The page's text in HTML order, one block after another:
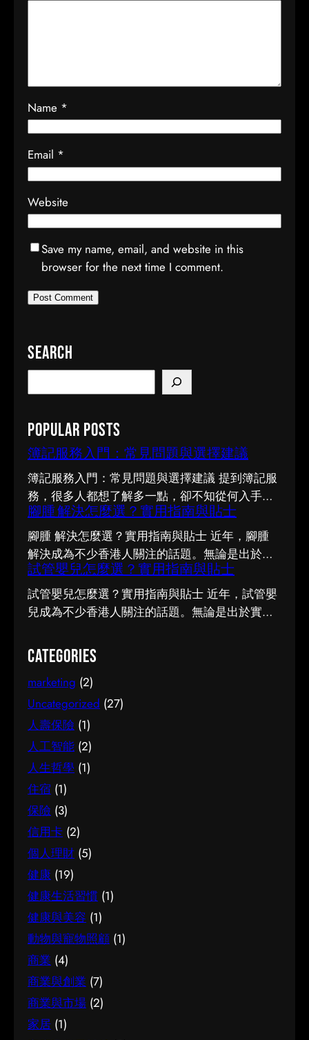
Name *
Email *
Website
Save my name, email, and website in this
browser for the next time I comment.
Search
e
r
c
Popular Posts
簿記服務入門：常見問題與選擇建議
簿記服務入門：常見問題與選擇建議 提到簿記服
務，很多人都想了解多一點，卻不知從何入手。
市面上資訊繁多，真假難辨。以下整理了幾個值
得留意的重點，希望能幫助你更清晰地掌握簿記
服務的相關知識。 事前要留意甚麼 在做決定之
前，有幾點值得特別留意。首先，每個人的情況
不盡相同，適合別人的未必適合自己；其次，資
訊來源是否可靠同樣關鍵。如有任何疑問，諮詢
相關範疇的專業人士，往往能得到更貼合個人需
幫你少走冤枉路：先設定清晰的目標與預算、收
集足夠的資料再比較，以及保留彈性以應對變
化。把這些習慣養成，做選擇時自然更得心應
手。 因應需要選擇 不同的情境，對簿記服務的要
求也不一樣。先想清楚自己最常遇到的情況與優
先考量，再作選擇，就能避免買了用不上、或選
了不合適的尷尬，讓每一分付出都用得其所。 如
何選擇 在考慮簿記服務時，建議從自己的實際需
要出發，比較不同選擇的特點與條件，而非單看
價錢或表面資訊。多參考可靠來源、細閱詳情，
有助找到最切合需要的方案。想進一步了解相關
資訊，可以參考簿記服務，當中有更詳細的介
紹。 簿記服務是甚麼 要真正掌握簿記服務，第一
步是建立正確的基礎認知。很多誤解往往源於資
訊不足或一知半解，因此花點時間了解它的本質
與背景，是值得的投資。 它的重要性 認真了解簿
記服務的好處顯而易見：當你清楚自己面對的選
擇與條件，便更容易避開常見的陷阱，把時間與
資源花在真正合適的地方，這也是做足功課的價
值所在。 結語 說到底，面對簿記服務，最重要的
是保持理性、做足功課，並按自己的實際情況作
判斷。願這篇文章能成為你的實用參考，讓你在
腳腫 解決怎麼選？實用指南與貼士
腳腫 解決怎麼選？實用指南與貼士 近年，腳腫
解決成為不少香港人關注的話題。無論是出於實
際需要還是興趣，先對它有基本認識，都有助我
們作出更明智的決定。這篇文章會從不同角度，
和大家分享關於腳腫 解決的實用資訊。 它的重要
阱，把時間與資源花在真正合適的地方，這也是
做足功課的價值所在。 事前要留意甚麼 在做決定
之前，有幾點值得特別留意。首先，每個人的情
況不盡相同，適合別人的未必適合自己；其次，
資訊來源是否可靠同樣關鍵。如有任何疑問，諮
詢相關範疇的專業人士，往往能得到更貼合個人
需要的建議。 聰明選擇的方法 幾個簡單的方法，
能幫你少走冤枉路：先設定清晰的目標與預算、
收集足夠的資料再比較，以及保留彈性以應對變
化。把這些習慣養成，做選擇時自然更得心應
手。 因應需要選擇 不同的情境，對腳腫 解決的
要求也不一樣。先想清楚自己最常遇到的情況與
優先考量，再作選擇，就能避免買了用不上、或
選了不合適的尷尬，讓每一分付出都用得其所。
如何選擇 在考慮腳腫 解決時，建議從自己的實際
需要出發，比較不同選擇的特點與條件，而非單
看價錢或表面資訊。多參考可靠來源、細閱詳
情，有助找到最切合需要的方案。想進一步了解
相關資訊，可以參考腳腫 解決，當中有更詳細的
介紹。 腳腫 解決是甚麼 要真正掌握腳腫 解決，
第一步是建立正確的基礎認知。很多誤解往往源
試管嬰兒怎麼選？實用指南與貼士
試管嬰兒怎麼選？實用指南與貼士 近年，試管嬰
兒成為不少香港人關注的話題。無論是出於實際
作出更明智的決定。這篇文章會從不同角度，和
大家分享關於試管嬰兒的實用資訊。 它的重要性
認真了解試管嬰兒的好處顯而易見：當你清楚自
己面對的選擇與條件，便更容易避開常見的陷
阱，把時間與資源花在真正合適的地方，這也是
做足功課的價值所在。 事前要留意甚麼 在做決定
之前，有幾點值得特別留意。首先，每個人的情
況不盡相同，適合別人的未必適合自己；其次，
資訊來源是否可靠同樣關鍵。如有任何疑問，諮
詢相關範疇的專業人士，往往能得到更貼合個人
需要的建議。 聰明選擇的方法 幾個簡單的方法，
能幫你少走冤枉路：先設定清晰的目標與預算、
收集足夠的資料再比較，以及保留彈性以應對變
化。把這些習慣養成，做選擇時自然更得心應
手。 因應需要選擇 不同的情境，對試管嬰兒的要
求也不一樣。先想清楚自己最常遇到的情況與優
先考量，再作選擇，就能避免買了用不上、或選
了不合適的尷尬，讓每一分付出都用得其所。 如
何選擇 在考慮試管嬰兒時，建議從自己的實際需
要出發，比較不同選擇的特點與條件，而非單看
價錢或表面資訊。多參考可靠來源、細閱詳情，
有助找到最切合需要的方案。想進一步了解相關
Categories
marketing (2)
Uncategorized (27)
人壽保險 (1)
人工智能 (2)
人生哲學 (1)
住宿 (1)
保險 (3)
信用卡 (2)
個人理財 (5)
健康 (19)
健康生活習慣 (1)
健康與美容 (1)
動物與寵物照顧 (1)
商業 (4)
商業與創業 (7)
商業與市場 (2)
家居 (1)